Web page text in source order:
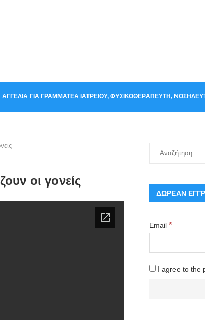
ΑΓΓΕΛΊΑ ΓΙΑ ΓΡΑΜΜΑΤΈΑ ΙΑΤΡΕΊΟΥ, ΦΥΣΙΚΟΘΕΡΑΠΕΥΤΉ,
οι γονείς
ΔΩΡΕΑΝ
Email *
I agree to the